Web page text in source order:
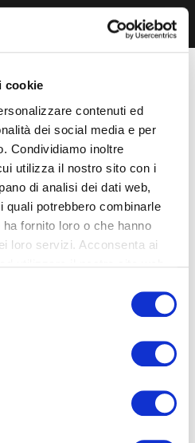
cookie
contenuti ed
dei social media e per
Condividiamo inoltre
utilizza il nostro sito con i
di analisi dei dati web,
quali potrebbero combinarle
fornito loro o che hanno
loro servizi. Acconsenta ai